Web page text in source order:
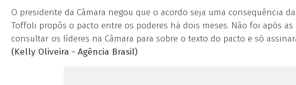
O presidente da Câmara negou que o acordo seja uma consequência
Toffoli propôs o pacto entre os poderes há dois meses. Não foi após as
consultar os líderes na Câmara para sobre o texto do pacto e só
(Kelly Oliveira - Agência Brasil)